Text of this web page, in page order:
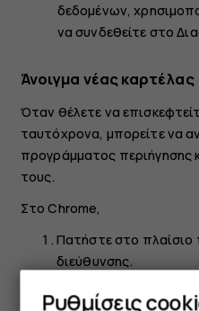
δεδομένων,
να συνδεθείτε στο
Άνοιγμα νέας καρτέλας
Όταν θέλετε να
ταυτόχρονα, μπορείτε να
προγράμματος περιήγησης
τους.
Στο Chrome,
Πατήστε στο πλαίσιο
διεύθυνσης.
Πατήστε
Ρυθμίσεις